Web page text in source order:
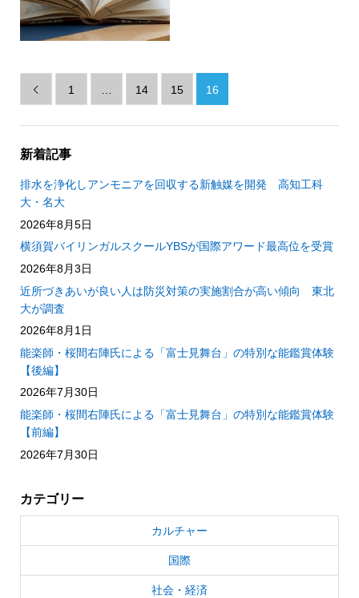
 1 14 15 16
新着記事
排水を浄化しアンモニアを回収する新触媒を開発 高知工科
大・名大
2026年8月5日
横須賀バイリンガルスクールYBSが国際アワード最高位を受賞
2026年8月3日
近所づきあいが良い人は防災対策の実施割合が高い傾向 東北
大が調査
2026年8月1日
能楽師・桜間右陣氏による「富士見舞台」の特別な能鑑賞体験
【後編】
2026年7月30日
能楽師・桜間右陣氏による「富士見舞台」の特別な能鑑賞体験
【前編】
2026年7月30日
カテゴリー
カルチャー
国際
社会・経済